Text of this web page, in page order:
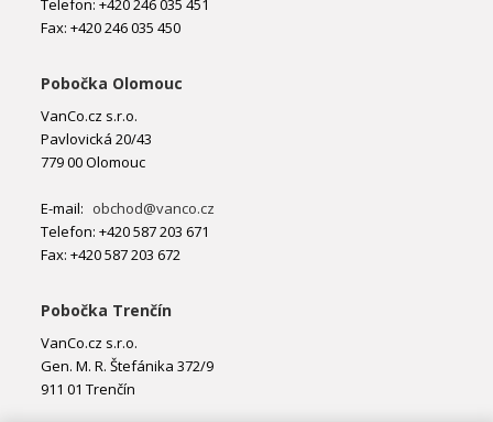
Telefon: +420 246 035 451
Fax: +420 246 035 450
Pobočka Olomouc
VanCo.cz s.r.o.
Pavlovická 20/43
779 00 Olomouc
E-mail: obchod@vanco.cz
Telefon: +420 587 203 671
Fax: +420 587 203 672
Pobočka Trenčín
VanCo.cz s.r.o.
Gen. M. R. Štefánika 372/9
911 01 Trenčín